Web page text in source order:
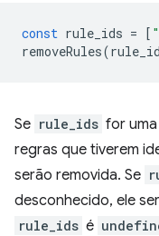
const rule_ids = [
removeRules(
Se rule_ids for
regras que tiverem
serão removida. Se
desconhecido, ele
rule_ids é